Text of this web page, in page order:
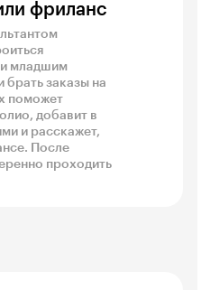
фриланс
младшим
брать заказы на
поможет
добавит в
и расскажет,
После
проходить